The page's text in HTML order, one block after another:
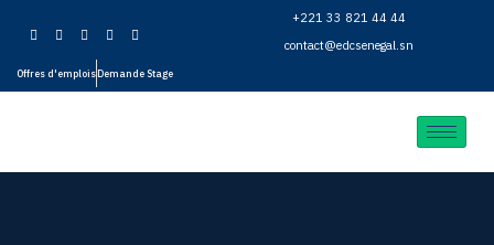
+221 33 821 44 44
contact@edcsenegal.sn
Offres d'emploisDemande Stage